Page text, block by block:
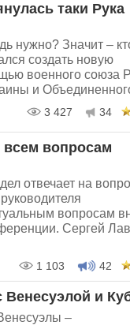
таки Рука
нужно? Значит –
создать новую
военного союза
и
3 427 34
вопросам
отвечает на
вопросам
Сергей
1 103 42
и
–